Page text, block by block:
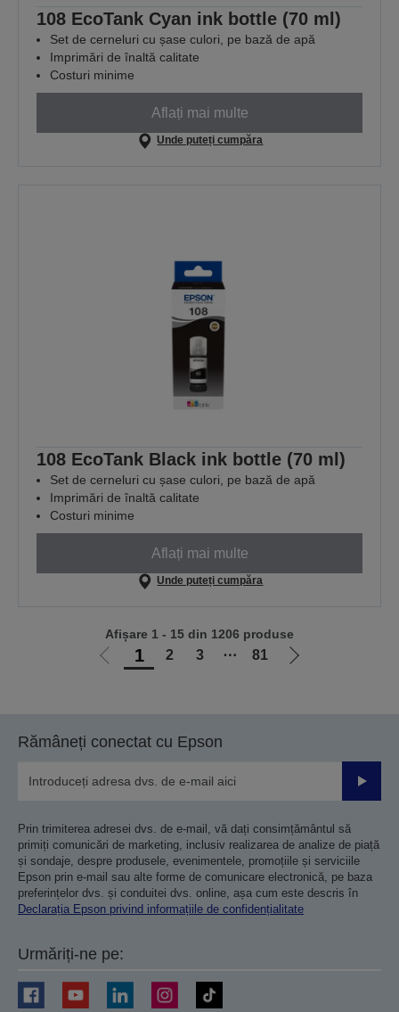
108 EcoTank Cyan ink bottle (70 ml)
Set de cerneluri cu șase culori, pe bază de apă
Imprimări de înaltă calitate
Costuri minime
Aflați mai multe
Unde puteți cumpăra
108 EcoTank Black ink bottle (70 ml)
Set de cerneluri cu șase culori, pe bază de apă
Imprimări de înaltă calitate
Costuri minime
Aflați mai multe
Unde puteți cumpăra
Mergi
1 2 3 ⋯ 81
Mergi
Afișare 1 - 15 din 1206 produse
Rămâneți conectat cu Epson
Prin trimiterea adresei dvs. de e-mail, vă dați consimțământul să
primiți comunicări de marketing, inclusiv realizarea de analize de piață
și sondaje, despre produsele, evenimentele, promoțiile și serviciile
Epson prin e-mail sau alte forme de comunicare electronică, pe baza
preferințelor dvs. și conduitei dvs. online, așa cum este descris în
Declarația Epson privind informațiile de confidențialitate
Urmăriți-ne pe: